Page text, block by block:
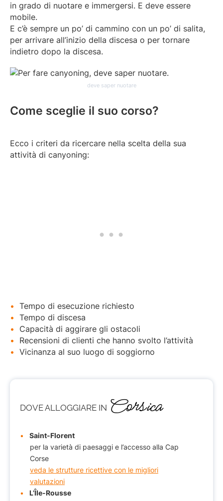
in grado di nuotare e immergersi. E deve essere
mobile.
E c’è sempre un po’ di cammino con un po’ di salita,
per arrivare all’inizio della discesa o per tornare
indietro dopo la discesa.
deve saper nuotare
Come sceglie il suo corso?
Ecco i criteri da ricercare nella scelta della sua
attività di canyoning:
Tempo di esecuzione richiesto
Tempo di discesa
Capacità di aggirare gli ostacoli
Recensioni di clienti che hanno svolto l’attività
Vicinanza al suo luogo di soggiorno
DOVE ALLOGGIARE IN Corsica
Saint-Florent
per la varietà di paesaggi e l’accesso alla Cap
Corse
veda le strutture ricettive con le migliori
valutazioni
L’Île-Rousse